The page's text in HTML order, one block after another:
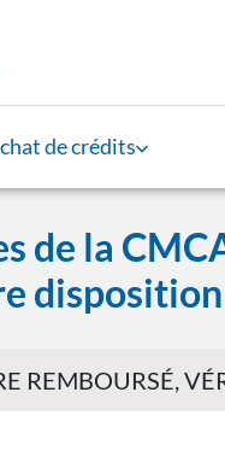
de crédits
de la
REMBOURSÉ,